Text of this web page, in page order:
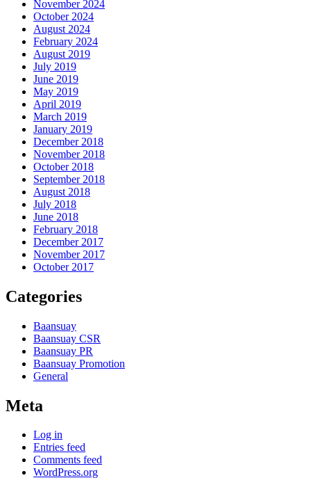
November 2024
October 2024
August 2024
February 2024
August 2019
July 2019
June 2019
May 2019
April 2019
March 2019
January 2019
December 2018
November 2018
October 2018
September 2018
August 2018
July 2018
June 2018
February 2018
December 2017
November 2017
October 2017
Categories
Baansuay
Baansuay CSR
Baansuay PR
Baansuay Promotion
General
Meta
Log in
Entries feed
Comments feed
WordPress.org